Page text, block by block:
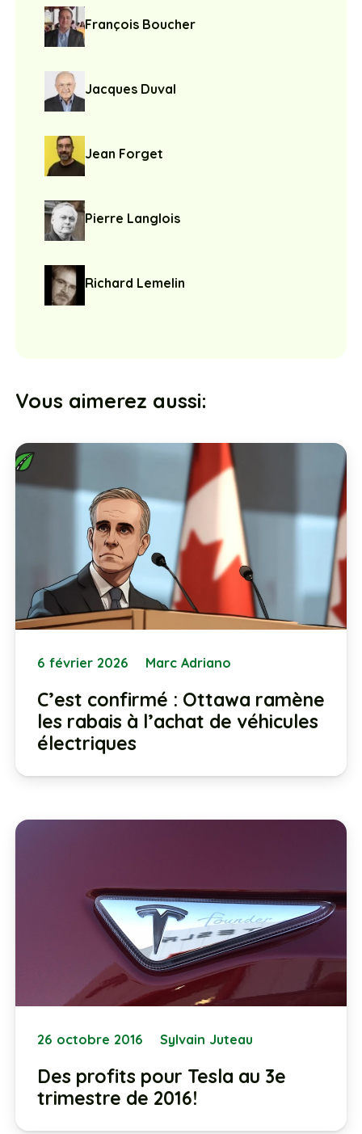
François Boucher
Jacques Duval
Jean Forget
Pierre Langlois
Richard Lemelin
Vous aimerez aussi:
6 février 2026 Marc Adriano
C’est confirmé : Ottawa ramène
les rabais à l’achat de véhicules
électriques
26 octobre 2016 Sylvain Juteau
Des profits pour Tesla au 3e
trimestre de 2016!